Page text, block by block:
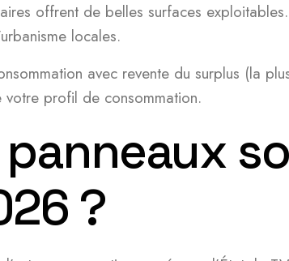
offrent de belles surfaces
locales.
avec revente du surplus (la
profil de consommation.
?